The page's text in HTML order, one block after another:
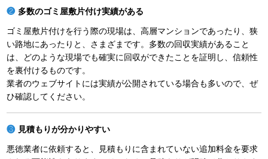
多数のゴミ屋敷片付け実績がある
ゴミ屋敷片付けを行う際の現場は、高層マンションであったり、狭
い路地にあったりと、さまざまです。多数の回収実績があること
は、どのような現場でも確実に回収ができたことを証明し、信頼性
を裏付けるものです。
業者のウェブサイトには実績が公開されている場合も多いので、ぜ
ひ確認してください。
見積もりが分かりやすい
悪徳業者に依頼すると、見積もりに含まれていない追加料金を要求